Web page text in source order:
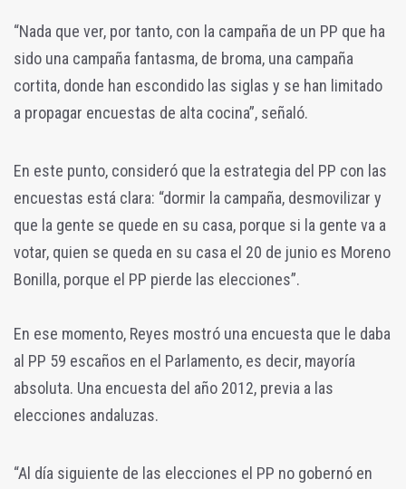
“Nada que ver, por tanto, con la campaña de un PP que ha
sido una campaña fantasma, de broma, una campaña
cortita, donde han escondido las siglas y se han limitado
a propagar encuestas de alta cocina”, señaló.
En este punto, consideró que la estrategia del PP con las
encuestas está clara: “dormir la campaña, desmovilizar y
que la gente se quede en su casa, porque si la gente va a
votar, quien se queda en su casa el 20 de junio es Moreno
Bonilla, porque el PP pierde las elecciones”.
En ese momento, Reyes mostró una encuesta que le daba
al PP 59 escaños en el Parlamento, es decir, mayoría
absoluta. Una encuesta del año 2012, previa a las
elecciones andaluzas.
“Al día siguiente de las elecciones el PP no gobernó en